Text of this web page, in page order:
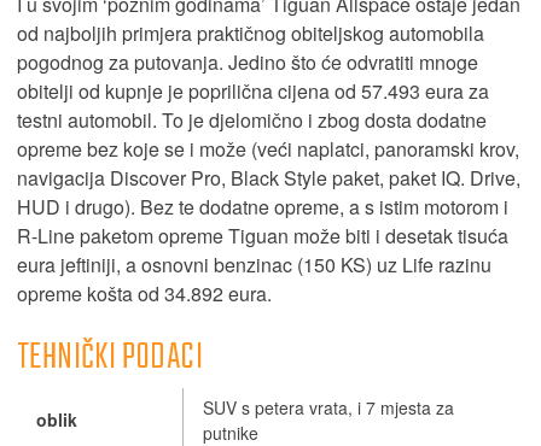
od najboljih primjera praktičnog obiteljskog automobila
pogodnog za putovanja. Jedino što će odvratiti mnoge
obitelji od kupnje je poprilična cijena od 57.493 eura za
testni automobil. To je djelomično i zbog dosta dodatne
opreme bez koje se i može (veći naplatci, panoramski krov,
navigacija Discover Pro, Black Style paket, paket IQ. Drive,
HUD i drugo). Bez te dodatne opreme, a s istim motorom i
R-Line paketom opreme Tiguan može biti i desetak tisuća
eura jeftiniji, a osnovni benzinac (150 KS) uz Life razinu
opreme košta od 34.892 eura.
TEHNIČKI PODACI
oblik
SUV s petera vrata, i 7 mjesta za
putnike